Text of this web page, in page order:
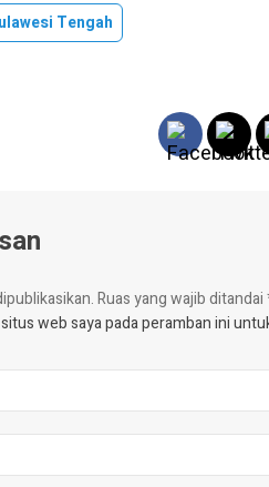
Tengah
Ruas yang wajib ditandai
web saya pada peramban ini